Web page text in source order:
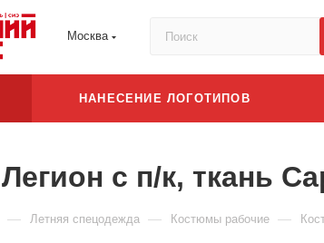
Москва
НАНЕСЕНИЕ ЛОГОТИПОВ
с п/к, ткань
— Летняя спецодежда — Костюмы рабочие —